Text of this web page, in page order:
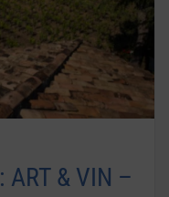
ART & VIN –